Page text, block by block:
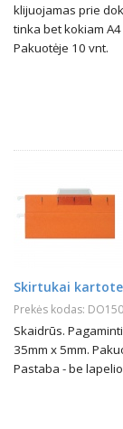
klijuojamas prie
tinka bet kokiam
Pakuotėje 10 vnt.
Skirtukai
Prekės kodas:
Skaidrūs.
35mm x 5mm.
Pastaba - be